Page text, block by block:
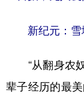
新纪元：雪
“从翻身农奴
辈子经历的最